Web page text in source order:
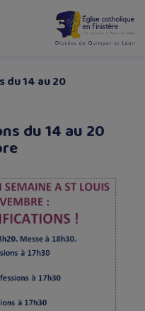
du 14 au 20
du 14 au 20